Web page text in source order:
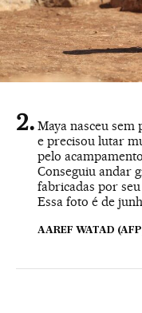
Maya nasceu sem
e precisou lutar
pelo
Conseguiu andar
fabricadas por
Essa foto é de
AAREF WATAD